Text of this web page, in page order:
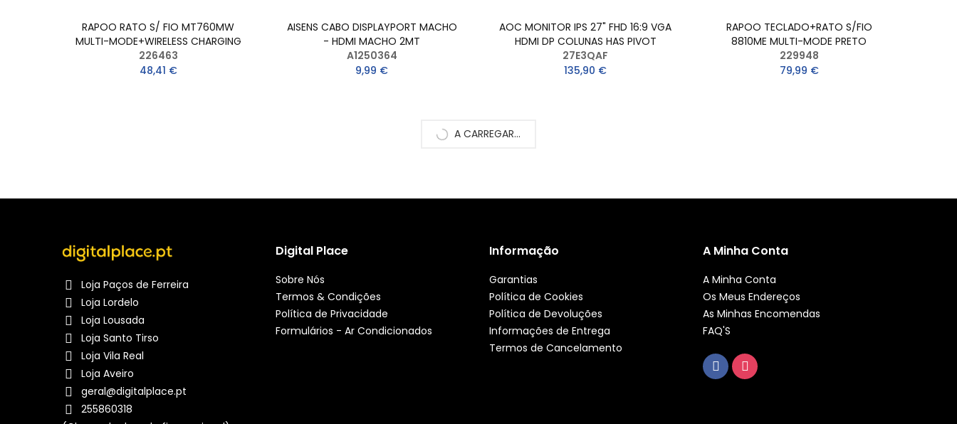
RAPOO RATO S/ FIO MT760MW
MULTI-MODE+WIRELESS CHARGING
226463
48,41 €
AISENS CABO DISPLAYPORT MACHO
- HDMI MACHO 2MT
A1250364
9,99 €
AOC MONITOR IPS 27" FHD 16:9 VGA
HDMI DP COLUNAS HAS PIVOT
27E3QAF
135,90 €
RAPOO TECLADO+RATO S/FIO
8810ME MULTI-MODE PRETO
229948
79,99 €
A CARREGAR...
Loja Paços de Ferreira
Loja Lordelo
Loja Lousada
Loja Santo Tirso
Loja Vila Real
Loja Aveiro
geral@digitalplace.pt
255860318
Digital Place
Sobre Nós
Termos & Condições
Política de Privacidade
Formulários - Ar Condicionados
Informação
Garantias
Política de Cookies
Política de Devoluções
Informações de Entrega
Termos de Cancelamento
A Minha Conta
A Minha Conta
Os Meus Endereços
As Minhas Encomendas
FAQ'S